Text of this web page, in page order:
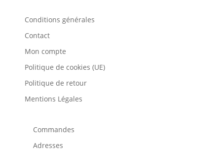
Conditions générales
Contact
Mon compte
Politique de cookies (UE)
Politique de retour
Mentions Légales
Commandes
Adresses